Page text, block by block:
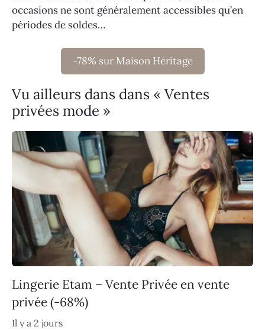
occasions ne sont généralement accessibles qu’en
périodes de soldes…
-78% sur Maison Héritage
Vu ailleurs dans dans « Ventes
privées mode »
Lingerie Etam – Vente Privée en vente
privée (-68%)
Il y a 2 jours